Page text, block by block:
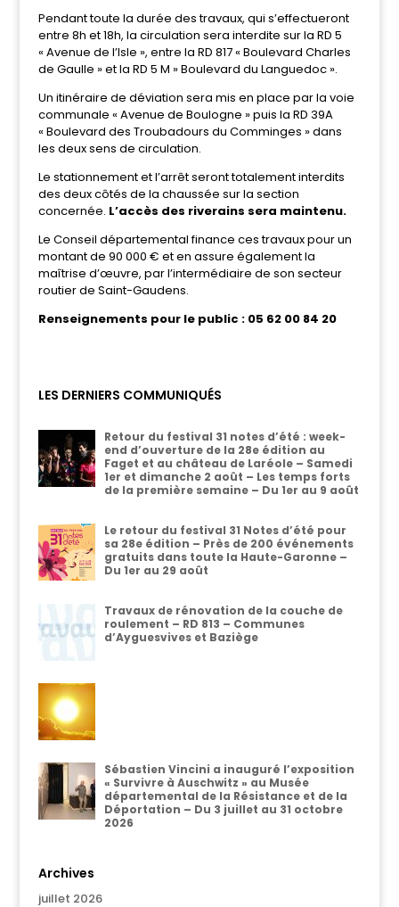
Pendant toute la durée des travaux, qui s’effectueront
entre 8h et 18h, la circulation sera interdite sur la RD 5
« Avenue de l’Isle », entre la RD 817 « Boulevard Charles
de Gaulle » et la RD 5 M » Boulevard du Languedoc ».
Un itinéraire de déviation sera mis en place par la voie
communale « Avenue de Boulogne » puis la RD 39A
« Boulevard des Troubadours du Comminges » dans
les deux sens de circulation.
Le stationnement et l’arrêt seront totalement interdits
des deux côtés de la chaussée sur la section
concernée. L’accès des riverains sera maintenu.
Le Conseil départemental finance ces travaux pour un
montant de 90 000 € et en assure également la
maîtrise d’œuvre, par l’intermédiaire de son secteur
routier de Saint-Gaudens.
Renseignements pour le public : 05 62 00 84 20
LES DERNIERS COMMUNIQUÉS
Retour du festival 31 notes d’été : week-
end d’ouverture de la 28e édition au
Faget et au château de Laréole – Samedi
1er et dimanche 2 août – Les temps forts
de la première semaine – Du 1er au 9 août
Le retour du festival 31 Notes d’été pour
sa 28e édition – Près de 200 événements
gratuits dans toute la Haute-Garonne –
Du 1er au 29 août
Travaux de rénovation de la couche de
roulement – RD 813 – Communes
d’Ayguesvives et Baziège
Sébastien Vincini a inauguré l’exposition
« Survivre à Auschwitz » au Musée
départemental de la Résistance et de la
Déportation – Du 3 juillet au 31 octobre
2026
Archives
juillet 2026